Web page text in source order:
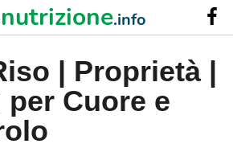
| Proprietà |
Cuore e
nutrizione.info